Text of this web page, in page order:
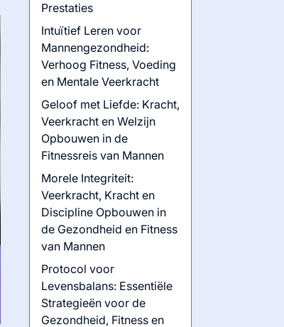
Prestaties
Intuïtief Leren voor
Mannengezondheid:
Verhoog Fitness, Voeding
en Mentale Veerkracht
Geloof met Liefde: Kracht,
Veerkracht en Welzijn
Opbouwen in de
Fitnessreis van Mannen
Morele Integriteit:
Veerkracht, Kracht en
Discipline Opbouwen in
de Gezondheid en Fitness
van Mannen
Protocol voor
Levensbalans: Essentiële
Strategieën voor de
Gezondheid, Fitness en